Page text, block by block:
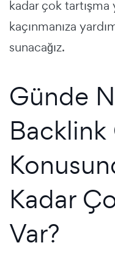
kadar çok tartışma
kaçınmanıza
sunacağız.
Günde
Backlink
Kadar
Var?